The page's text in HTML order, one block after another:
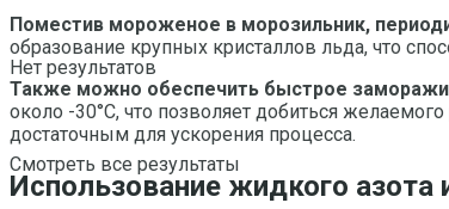
Нет результатов
Смотреть все результаты
Поместив мороженое в морозильник,
образование крупных кристаллов льда, что
Также можно обеспечить быстрое
около -30°С, что позволяет добиться
достаточным для ускорения процесса.
Использование жидкого азота